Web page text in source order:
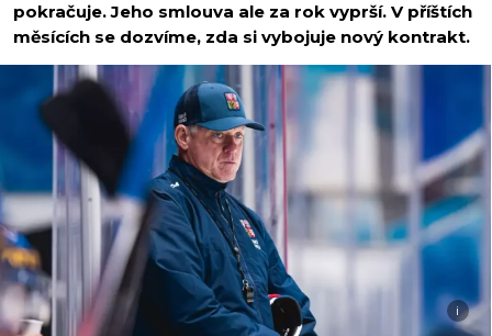
pokračuje. Jeho smlouva ale za rok vyprší. V příštích
měsících se dozvíme, zda si vybojuje nový kontrakt.
i